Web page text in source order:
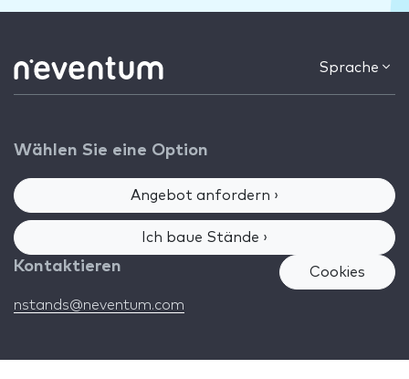
Sprache
Wählen Sie eine Option
Angebot anfordern ›
Ich baue Stände ›
Kontaktieren
nstands@neventum.com
Cookies